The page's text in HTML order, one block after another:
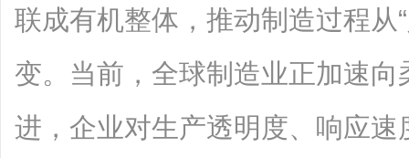
联成有机整体，推动制造过程从
变。当前，全球制造业正加速
进，企业对生产透明度、响应速